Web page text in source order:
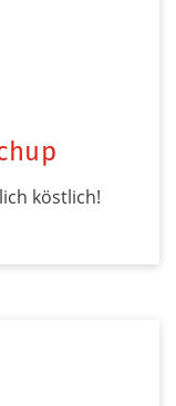
köstlich!